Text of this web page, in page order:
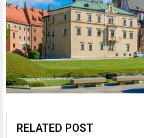
RELATED POST